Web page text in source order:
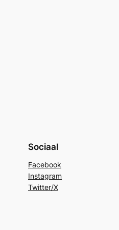
Sociaal
Facebook
Instagram
Twitter/X